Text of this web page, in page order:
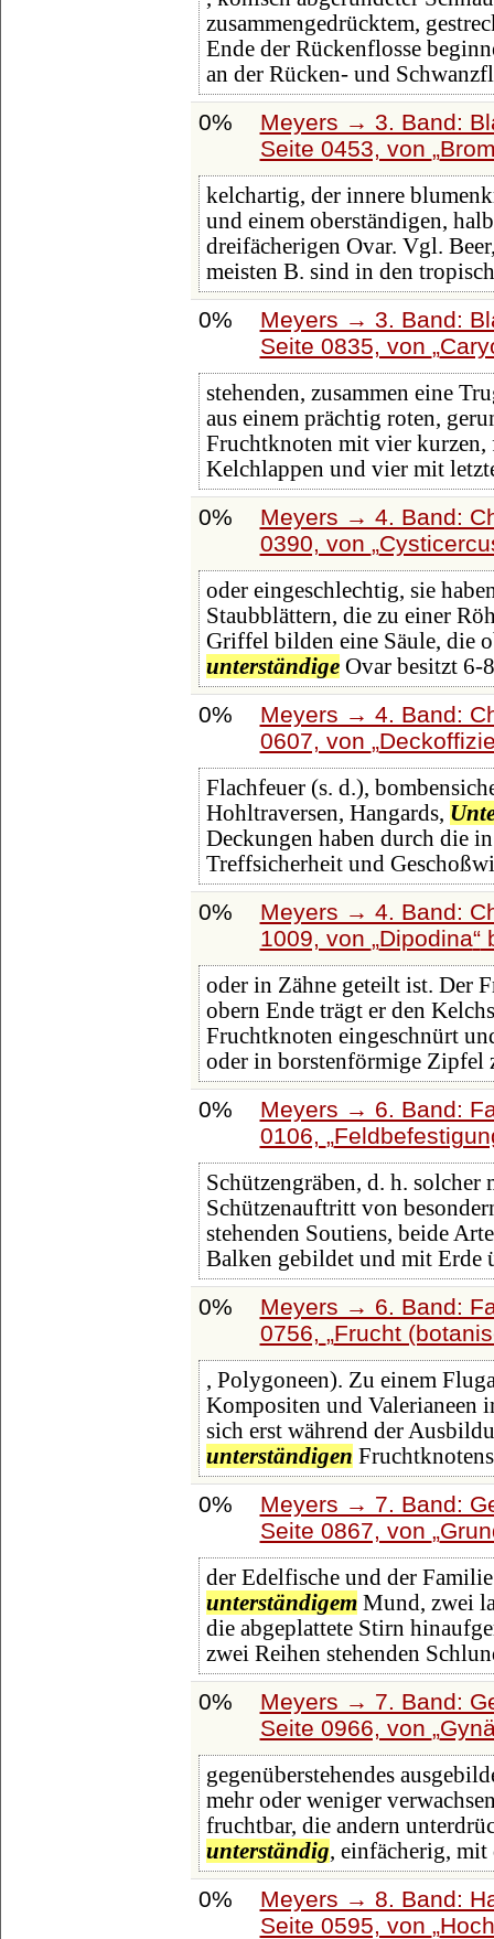
zusammengedrücktem,
Ende der Rückenflosse
an der Rücken- und
0%
Meyers → 3. Band:
Seite 0453, von
kelchartig, der innere
und einem oberständigen,
dreifächerigen Ovar. Vgl.
meisten B. sind in den
0%
Meyers → 3. Band:
Seite 0835, von
stehenden, zusammen eine
aus einem prächtig roten,
Fruchtknoten mit vier kurzen,
Kelchlappen und vier mit
0%
Meyers → 4. Band:
0390, von
oder eingeschlechtig, sie
Staubblättern, die zu einer
Griffel bilden eine Säule, die
unterständigeOvar besitzt 6-8
0%
Meyers → 4. Band:
0607, von
Flachfeuer (s. d.),
Hohltraversen, Hangards,
Deckungen haben durch die
Treffsicherheit und
0%
Meyers → 4. Band:
1009, von Dipodina
oder in Zähne geteilt ist. Der
obern Ende trägt er den
Fruchtknoten eingeschnürt
oder in borstenförmige Zipfel
0%
Meyers → 6. Band:
0106,
Schützengräben, d. h.
Schützenauftritt von
stehenden Soutiens, beide
Balken gebildet und mit Erde
0%
Meyers → 6. Band:
0756,
Frucht
, Polygoneen). Zu einem
Kompositen und Valerianeen
sich erst während der
unterständigen
0%
Meyers → 7. Band:
Seite 0867, von
der Edelfische und der
unterständigemMund, zwei
die abgeplattete Stirn
zwei Reihen stehenden
0%
Meyers → 7. Band:
Seite 0966, von
gegenüberstehendes
mehr oder weniger
fruchtbar, die andern
unterständig, einfächerig, mit
0%
Meyers → 8. Band:
Seite 0595, von